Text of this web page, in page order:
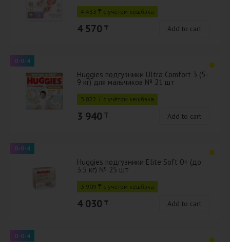
4 433 ₸ с учётом кешбэка
4 570 ₸ Add to cart
0-0-4
Huggies подгузники Ultra Comfort 3 (5-
9 кг) для мальчиков № 21 шт
3 822 ₸ с учётом кешбэка
3 940 ₸ Add to cart
0-0-4
Huggies подгузники Elite Soft 0+ (до
3.5 кг) № 25 шт
3 909 ₸ с учётом кешбэка
4 030 ₸ Add to cart
0-0-4